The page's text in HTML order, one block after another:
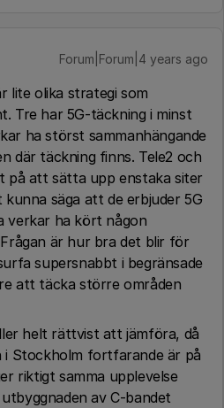
Forum|Forum|4 years ago
lite olika strategi som
Tre har 5G-täckning i minst
ha störst sammanhängande
där täckning finns. Tele2 och
på att sätta upp enstaka siter
säga att de erbjuder 5G
verkar ha kört någon
Frågan är hur bra det blir för
supersnabbt i begränsade
att täcka större områden
helt rättvist att jämföra, då
i Stockholm fortfarande är på
riktigt samma upplevelse
av C-bandet